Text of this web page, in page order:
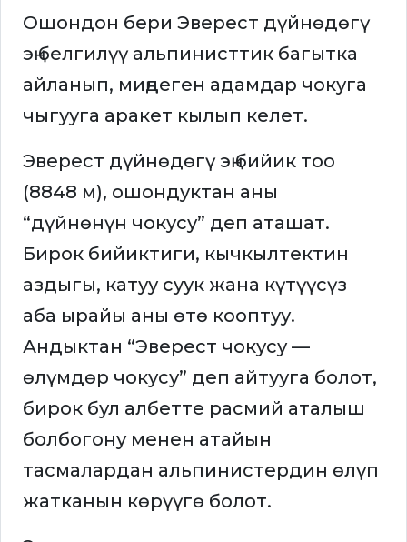
Ошондон бери Эверест дүйнөдөгү
эң белгилүү альпинисттик багытка
айланып, миңдеген адамдар чокуга
чыгууга аракет кылып келет.
Эверест дүйнөдөгү эң бийик тоо
(8848 м), ошондуктан аны
“дүйнөнүн чокусу” деп аташат.
Бирок бийиктиги, кычкылтектин
аздыгы, катуу суук жана күтүүсүз
аба ырайы аны өтө кооптуу.
Андыктан “Эверест чокусу —
өлүмдөр чокусу” деп айтууга болот,
бирок бул албетте расмий аталыш
болбогону менен атайын
тасмалардан альпинистердин өлүп
жатканын көрүүгө болот.